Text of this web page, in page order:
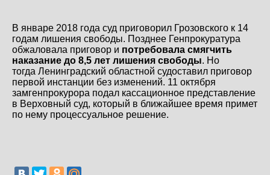
В январе 2018 года суд приговорил Грозовского к 14
годам лишения свободы. Позднее Генпрокуратура
обжаловала приговор и потребовала смягчить
наказание до 8,5 лет лишения свободы. Но
тогда Ленинградский областной судоставил приговор
первой инстанции без изменений. 11 октября
замгенпрокурора подал кассационное представление
в Верховный суд, который в ближайшее время примет
по нему процессуальное решение.